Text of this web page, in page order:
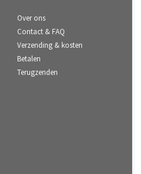
Over ons
Contact & FAQ
Verzending & kosten
Betalen
Terugzenden